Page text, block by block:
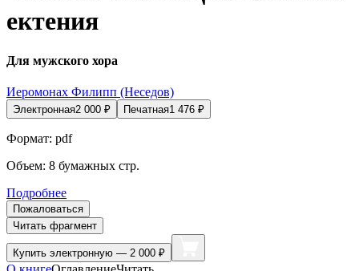
ектения
Для мужского хора
Иеромонах Филипп (Неседов)
Электронная2 000 ₽ Печатная1 476 ₽
Формат: pdf
Объем: 8 бумажных стр.
Подробнее
Пожаловаться
Читать фрагмент
Купить электронную — 2 000 ₽